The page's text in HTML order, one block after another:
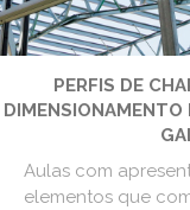
PERFIS DE
DIMENSIONAMENTO
Aulas com
elementos que